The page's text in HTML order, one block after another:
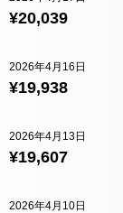
¥20,039
¥19,938
2026年4月16日
¥19,607
2026年4月13日
2026年4月10日